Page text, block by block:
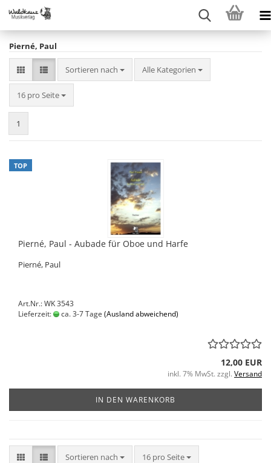
Pierné, Paul
Sortieren nach
Sortieren nach Alle Kategorien
16 pro Seite
pro Seite
1
TOP
Pierné, Paul - Aubade für Oboe und Harfe
Pierné, Paul
Art.Nr.: WK 3543
Lieferzeit:
ca. 3-7 Tage (Ausland abweichend)
12,00 EUR
inkl. 7% MwSt. zzgl. Versand
IN DEN WARENKORB
Sortieren nach
Sortieren nach 16 pro Seite
pro Seite